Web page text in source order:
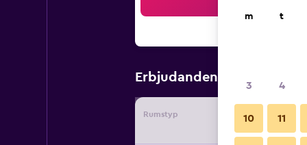
Erbjudanden från
Rumstyp
m t
3 4
10 11